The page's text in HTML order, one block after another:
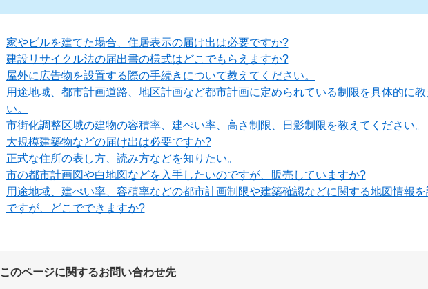
家やビルを建てた場合、住居表示の届け出は必要ですか?
建設リサイクル法の届出書の様式はどこでもらえますか?
屋外に広告物を設置する際の手続きについて教えてください。
用途地域、都市計画道路、地区計画など都市計画に定められている制限を具体的に教
い。
市街化調整区域の建物の容積率、建ぺい率、高さ制限、日影制限を教えてください。
大規模建築物などの届け出は必要ですか?
正式な住所の表し方、読み方などを知りたい。
市の都市計画図や白地図などを入手したいのですが、販売していますか?
用途地域、建ぺい率、容積率などの都市計画制限や建築確認などに関する地図情報
ですが、どこでできますか?
このページに関するお問い合わせ先